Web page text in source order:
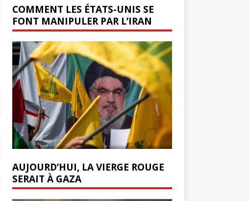
COMMENT LES ÉTATS-UNIS SE
FONT MANIPULER PAR L’IRAN
AUJOURD’HUI, LA VIERGE ROUGE
SERAIT À GAZA